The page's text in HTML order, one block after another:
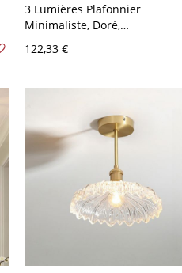
3 Lumières Plafonnier
Minimaliste, Doré,
Filaire, Abat-jour Vitreux pour
122,33 €